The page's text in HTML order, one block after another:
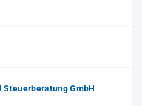
GmbH